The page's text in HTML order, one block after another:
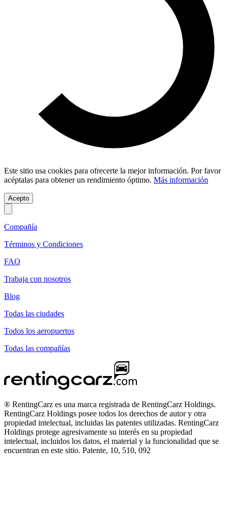
Este sitio usa cookies para ofrecerte la mejor información. Por favor
acéptalas para obtener un rendimiento óptimo. Más información
Acepto
Compañía
Términos y Condiciones
FAQ
Trabaja con nosotros
Blog
Todas las ciudades
Todos los aeropuertos
Todas las compañías
® RentingCarz es una marca registrada de RentingCarz Holdings.
RentingCarz Holdings posee todos los derechos de autor y otra
propiedad intelectual, incluidas las patentes utilizadas. RentingCarz
Holdings protege agresivamente su interés en su propiedad
intelectual, incluidos los datos, el material y la funcionalidad que se
encuentran en este sitio. Patente, 10, 510, 092